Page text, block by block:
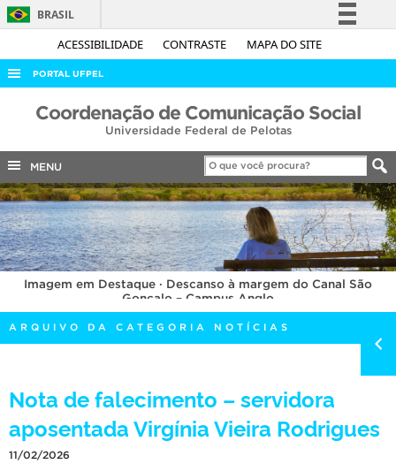
ACESSIBILIDADE CONTRASTE MAPA DO SITE
BRASIL
Simplifique!
Acesso à informação
Legislação
Canais
PORTAL UFPEL
ACESSO À INFORMAÇÃO
COBALTO
CONCURSOS
EDITAIS
INTERNACIONAL
OUVIDORIA
PORTARIAS
TELEFONES
Coordenação de Comunicação Social
Universidade Federal de Pelotas
MENU
Imagem em Destaque · Descanso à margem do Canal São
Gonçalo – Campus Anglo
ARQUIVO DA CATEGORIA NOTÍCIAS
Nota de falecimento – servidora
aposentada Virgínia Vieira Rodrigues
11/02/2026